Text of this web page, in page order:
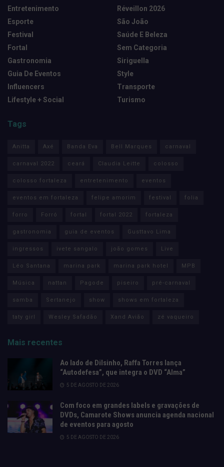
Entretenimento
Esporte
Festival
Fortal
Gastronomia
Guia De Eventos
Influencers
Lifestyle + Social
Réveillon 2026
São João
Saúde E Beleza
Sem Categoria
Siriguella
Style
Transporte
Turismo
Tags
Anitta Axé Banda Eva Bell Marques carnaval
carnaval 2022 ceará Claudia Leitte colosso
colosso fortaleza entretenimento eventos
eventos em fortaleza felipe amorim festival folia
forro Forró fortal fortal 2022 fortaleza
gastronomia guia de eventos Gusttavo Lima
ingressos ivete sangalo joão gomes Live
Léo Santana marina park marina park hotel MPB
Música nattan Pagode piseiro pré-carnaval
samba Sertanejo show shows em fortaleza
taty girl Wesley Safadão Xand Avião zé vaqueiro
Mais recentes
Ao lado de Dilsinho, Raffa Torres lança
“Autodefesa”, que integra o DVD “Alma”
5 DE AGOSTO DE 2026
Com foco em grandes labels e gravações de
DVDs, Camarote Shows anuncia agenda nacional
de eventos para agosto
5 DE AGOSTO DE 2026